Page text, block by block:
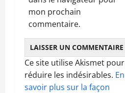
mon prochain
commentaire.
Ce site utilise Akismet pour
réduire les indésirables. En
savoir plus sur la façon